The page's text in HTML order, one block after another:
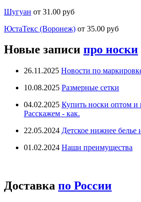
Шугуан от 31.00 руб
ЮстаТекс (Воронеж) от 35.00 руб
Новые записи про носки
26.11.2025 Новости по
10.08.2025 Размерные сетки
04.02.2025 Купить носки оптом и
Расскажем - как.
22.05.2024 Детское нижнее белье
01.02.2024 Наши преимущества
Доставка по России